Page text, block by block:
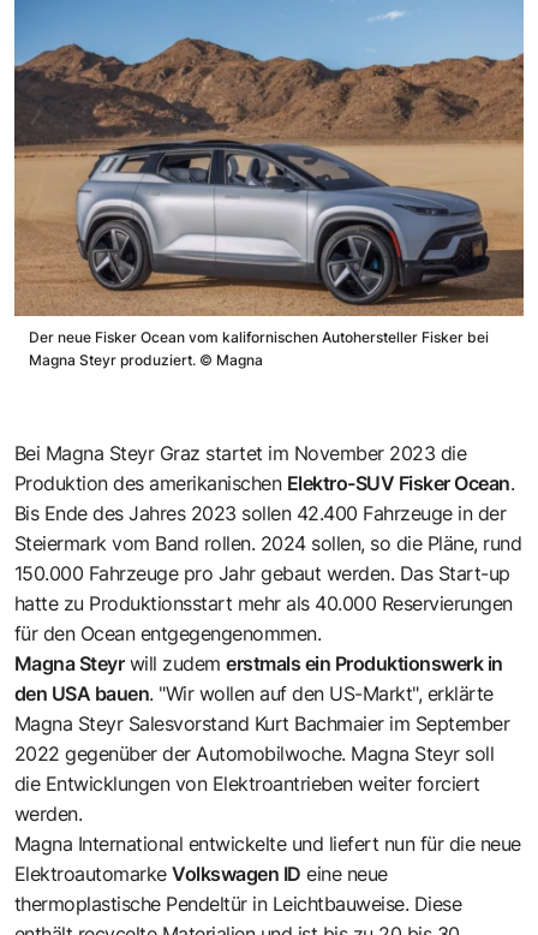
Der neue Fisker Ocean vom kalifornischen Autohersteller Fisker bei
Magna Steyr produziert. © Magna
Bei Magna Steyr Graz startet im November 2023 die
Produktion des amerikanischen Elektro-SUV Fisker Ocean.
Bis Ende des Jahres 2023 sollen 42.400 Fahrzeuge in der
Steiermark vom Band rollen. 2024 sollen, so die Pläne, rund
150.000 Fahrzeuge pro Jahr gebaut werden. Das Start-up
hatte zu Produktionsstart mehr als 40.000 Reservierungen
für den Ocean entgegengenommen.
Magna Steyrwill zudemerstmals ein Produktionswerk in
den USA bauen. "Wir wollen auf den US-Markt", erklärte
Magna Steyr Salesvorstand Kurt Bachmaier im September
2022 gegenüber der Automobilwoche. Magna Steyr soll
die Entwicklungen von Elektroantrieben weiter forciert
werden.
Magna International entwickelte und liefert nun für die neue
ElektroautomarkeVolkswagen ID eine neue
thermoplastische Pendeltür in Leichtbauweise. Diese